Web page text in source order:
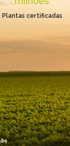
Plantas certificadas